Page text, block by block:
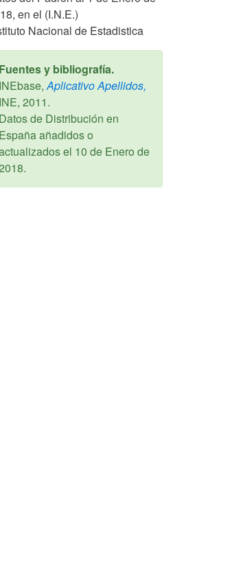
en el (I.N.E.)
Nacional de Estadistica
Fuentes y bibliografía.
INEbase,Aplicativo Apellidos,
INE, 2011.
Datos de Distribución en
España añadidos o
el 10 de Enero de
.